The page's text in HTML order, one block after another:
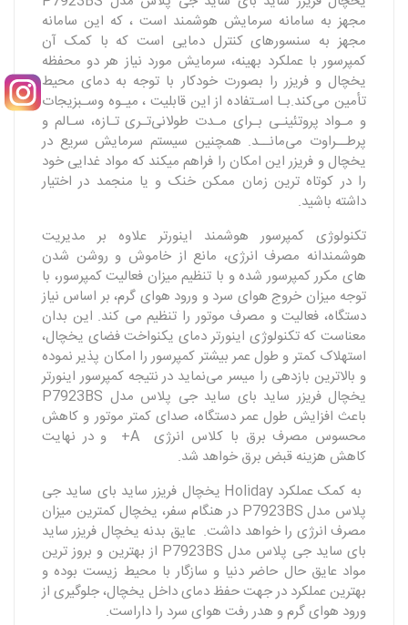
مجهز به سامانه سرمایش هوشمند است ، که این سامانه
مجهز به سنسورهای کنترل دمایی است که با کمک آن
کمپرسور با عملکرد بهینه، سرمایش مورد نیاز هر دو محفظه
یخچال و فریزر را بصورت خودکار با توجه به دمای محیط
تأمین می‌کند.بـا اسـتفاده از این قابلیت ، میـوه وسـبزیجات
و مـواد پروتئینـی بـرای مـدت طولانی‌تـری تـازه، سـالم و
پرطــراوت می‌مانــد. همچنین سیستم سرمایش سریع در
یخچال و فریزر این امکان را فراهم میکند که مواد غدایی خود
را در کوتاه ترین زمان ممکن خنک و یا منجمد در اختیار
داشته باشید.
تکنولوژی کمپرسور هوشمند اینورتر علاوه بر مدیریت
هوشمندانه مصرف انرژی، مانع از خاموش و روشن شدن
های مکرر کمپرسور شده و با تنظیم میزان فعالیت کمپرسور، با
توجه میزان خروج هوای سرد و ورود هوای گرم، بر اساس نیاز
دستگاه، فعالیت و مصرف موتور را تنظیم می کند. این بدان
معناست که تکنولوژی اینورتر دمای یکنواخت فضای یخچال،
استهلاک کمتر و طول عمر بیشتر کمپرسور را امکان پذیر نموده
و بالاترین بازدهی را میسر می‌نماید در نتیجه کمپرسور اینورتر
یخچال فریزر ساید بای ساید جی پلاس مدل P7923BS
باعث افزایش طول عمر دستگاه، صدای کمتر موتور و کاهش
محسوس مصرف برق با کلاس انرژی A+ و در نهایت
کاهش هزینه قبض برق خواهد شد.
به کمک عملکرد Holiday یخچال فریزر ساید بای ساید جی
پلاس مدل P7923BS در هنگام سفر، یخچال کمترین میزان
مصرف انرژی را خواهد داشت. عایق بدنه یخچال فریزر ساید
بای ساید جی پلاس مدل P7923BS از بهترین و بروز ترین
مواد عایق حال حاضر دنیا و سازگار با محیط زیست بوده و
بهترین عملکرد در جهت حفظ دمای داخل یخچال، جلوگیری از
ورود هوای گرم و هدر رفت هوای سرد را داراست.